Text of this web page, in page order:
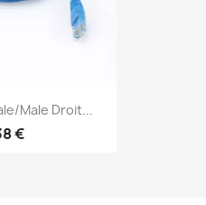
Male Droit...
€